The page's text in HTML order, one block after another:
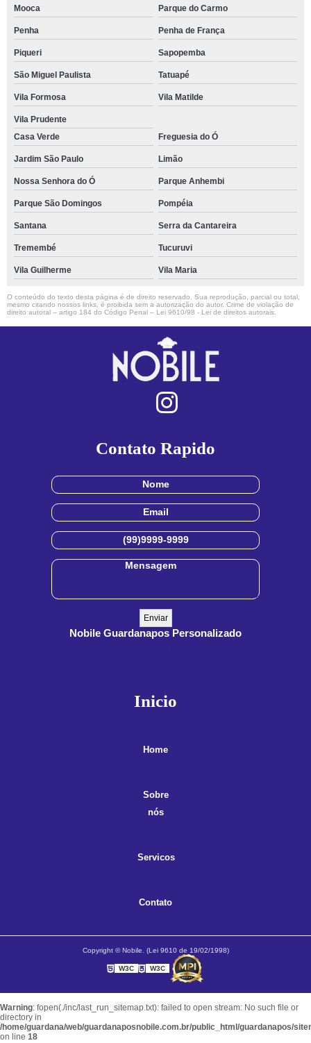
Mooca Parque do Carmo
Penha Penha de França
Piqueri Sapopemba
São Miguel Paulista Tatuapé
Vila Formosa Vila Matilde
Vila Prudente
Casa Verde
Freguesia do Ó
Jardim São Paulo Limão
Nossa Senhora do Ó Parque Anhembi
Parque São Domingos Pompéia
Santana Serra da Cantareira
Tremembé Tucuruvi
Vila Guilherme Vila Maria
O conteúdo do texto desta página é de direito reservado. Sua reprodução, parcial ou total,
mesmo citando nossos links, é proibida sem a autorização do autor. Crime de violação de
direito autoral – artigo 184 do Código Penal – Lei 9610/98 - Lei de direitos autorais.
Contato Rapido
Nobile Guardanapos Personalizado
Inicio
Home
Sobre
nós
Servicos
Contato
Copyright © Nobile. (Lei 9610 de 19/02/1998)
W3C W3C
Warning: fopen(./inc/last_run_sitemap.txt): failed to open stream: No such file or
directory in
/home/guardana/web/guardanaposnobile.com.br/public_html/guardanapos/
on line 18